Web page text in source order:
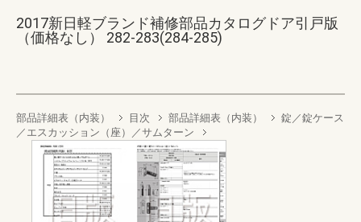
2017新日軽ブランド補修部品カタログドア引戸版
（価格なし） 282-283(284-285)
部品詳細表（内装） 目次 部品詳細表（内装）
錠／錠ケース
／エスカッション（座）／サムターン